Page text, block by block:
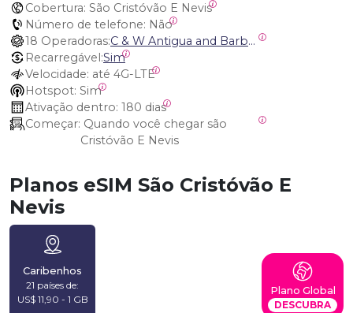
Cobertura: São Cristóvão E Nevis
Número de telefone: Não
18 Operadoras:
C & W Antigua and Barbuda, Cable and Wireless Anguilla, Cable & Wireless - LIME, Setel Netherlands Antilles, BTC Bahamas, C&W (Flow), Claro, Bouygues/DigiCel, Dauphin, Free, Cable & Wireless Jamaica, Cable & Wireless Saint Kitts and Nevis, Cable & Wireless Saint Lucia, Cable & Wireless Montserrat, Liberty, Telephone Company Puerto Rico , Cable & Wireless, C & W Saint Vincent and Grenadines
Recarregável:Sim
Velocidade: até 4G-LTE
Hotspot: Sim
Ativação dentro: 180 dias
Começar:
Cristóvão E Nevis
Planos eSIM São Cristóvão E
Nevis
Caribenhos
21 países de:
US$ 11,90 - 1 GB
Plano Global
DESCUBRA